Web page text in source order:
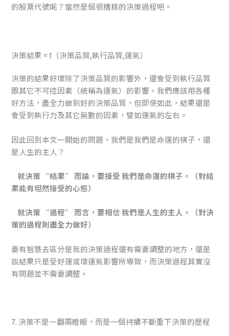
的股票代號呢？當然是個很糟糕的決策過程吧。
決策結果 = f（決策品質,執行品質,運氣）
決策的結果好壞除了決策品質的影響外，還會受到執行品質
跟其它不可控因素（統稱為運氣）的影響。我們應該用各種
好方法，盡全力做到好的決策品質，但即使如此，結果還是
會受到執行力及其它無數的因素，譬如運氣的左右。
因此回到本文一開始的問題，我們是我們是命運的棋子，還
是人生的主人？
就決策 “結果” 而論，要接受 我們是命運的棋子。（對結
果能有坦然接受的心態）
就決策 “過程” 而言，要相信 我們是人生的主人。（對決
策的過程則盡全力做好）
要有智慧去區分是我的決策過程還有需要調整的地方，還是
說結果只是受好運或壞運氣影響所導致，而決策過程其實沒
有問題並不需要調整。
7. 決策不是一翻兩瞪眼，而是一個持續不斷重下決策的歷程